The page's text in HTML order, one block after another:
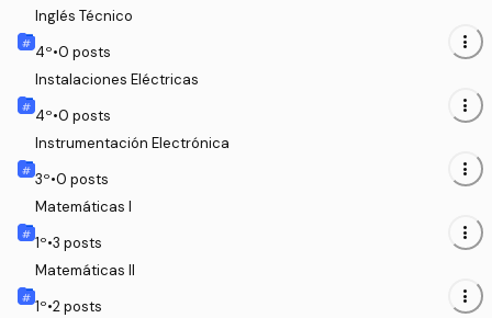
Inglés Técnico
4º•0 posts more_vert
Instalaciones Eléctricas
4º•0 posts more_vert
Instrumentación Electrónica
3º•0 posts more_vert
Matemáticas I
1º•3 posts more_vert
Matemáticas II
1º•2posts more_vert